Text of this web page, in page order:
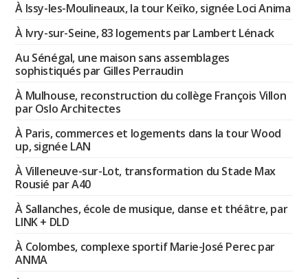
À Issy-les-Moulineaux, la tour Keïko, signée Loci Anima
À Ivry-sur-Seine, 83 logements par Lambert Lénack
Au Sénégal, une maison sans assemblages
sophistiqués par Gilles Perraudin
À Mulhouse, reconstruction du collège François Villon
par Oslo Architectes
À Paris, commerces et logements dans la tour Wood
up, signée LAN
À Villeneuve-sur-Lot, transformation du Stade Max
Rousié par A40
À Sallanches, école de musique, danse et théâtre, par
LINK + DLD
À Colombes, complexe sportif Marie-José Perec par
ANMA